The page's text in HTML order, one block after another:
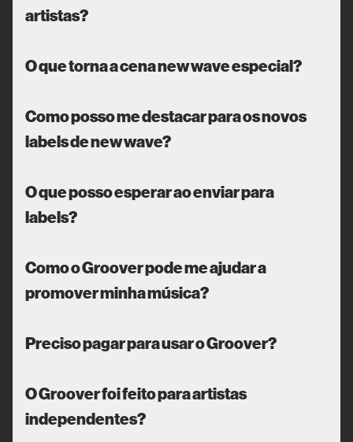
artistas?
O que torna a cena new wave especial?
Como posso me destacar para os novos
labels de new wave?
O que posso esperar ao enviar para
labels?
Como o Groover pode me ajudar a
promover minha música?
Preciso pagar para usar o Groover?
O Groover foi feito para artistas
independentes?